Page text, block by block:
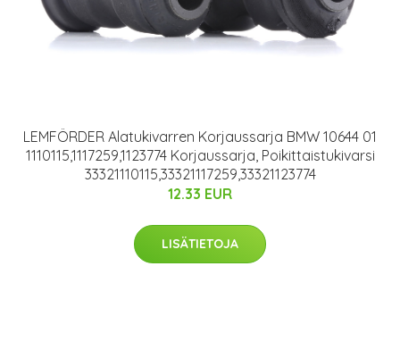
LEMFÖRDER Alatukivarren Korjaussarja BMW 10644 01
1110115,1117259,1123774 Korjaussarja, Poikittaistukivarsi
33321110115,33321117259,33321123774
12.33 EUR
LISÄTIETOJA